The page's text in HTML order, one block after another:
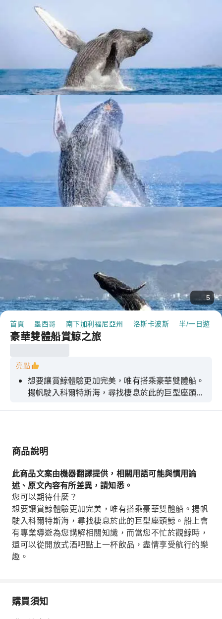
5
首頁 墨西哥 南下加利福尼亞州 洛斯卡波斯 半/一日遊
豪華雙體船賞鯨之旅
亮點
想要讓賞鯨體驗更加完美，唯有搭乘豪華雙體船。
揚帆駛入科爾特斯海，尋找棲息於此的巨型座頭
商品說明
此商品文案由機器翻譯提供，相關用語可能與慣用論
述、原文內容有所差異，請知悉。
您可以期待什麼？
想要讓賞鯨體驗更加完美，唯有搭乘豪華雙體船。揚帆
駛入科爾特斯海，尋找棲息於此的巨型座頭鯨。船上會
有專業導遊為您講解相關知識，而當您不忙於觀鯨時，
還可以從開放式酒吧點上一杯飲品，盡情享受航行的樂
趣。
購買須知